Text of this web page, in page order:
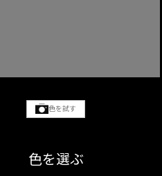
色を試す
色を選ぶ